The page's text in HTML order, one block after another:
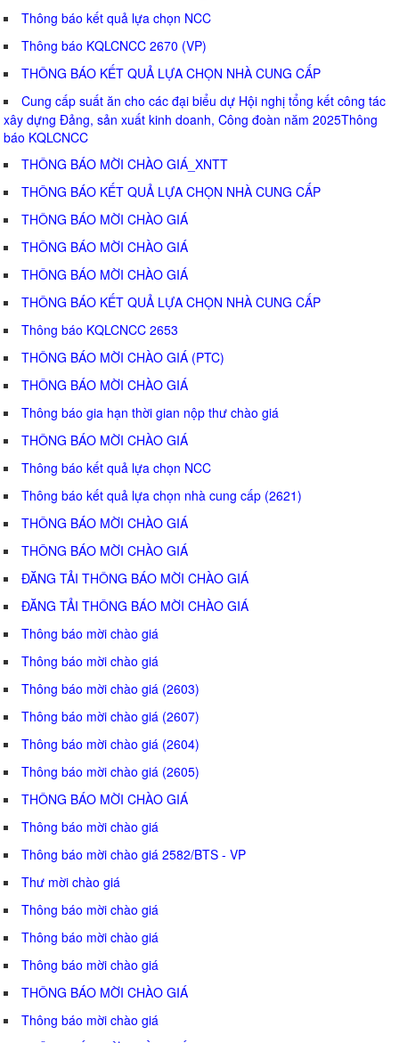
Thông báo kết quả lựa chọn NCC
Thông báo KQLCNCC 2670 (VP)
THÔNG BÁO KẾT QUẢ LỰA CHỌN NHÀ CUNG CẤP
Cung cấp suất ăn cho các đại biểu dự Hội nghị tổng kết công tác
xây dựng Đảng, sản xuất kinh doanh, Công đoàn năm 2025Thông
báo KQLCNCC
THÔNG BÁO MỜI CHÀO GIÁ_XNTT
THÔNG BÁO KẾT QUẢ LỰA CHỌN NHÀ CUNG CẤP
THÔNG BÁO MỜI CHÀO GIÁ
THÔNG BÁO MỜI CHÀO GIÁ
THÔNG BÁO MỜI CHÀO GIÁ
THÔNG BÁO KẾT QUẢ LỰA CHỌN NHÀ CUNG CẤP
Thông báo KQLCNCC 2653
THÔNG BÁO MỜI CHÀO GIÁ (PTC)
THÔNG BÁO MỜI CHÀO GIÁ
Thông báo gia hạn thời gian nộp thư chào giá
THÔNG BÁO MỜI CHÀO GIÁ
Thông báo kết quả lựa chọn NCC
Thông báo kết quả lựa chọn nhà cung cấp (2621)
THÔNG BÁO MỜI CHÀO GIÁ
THÔNG BÁO MỜI CHÀO GIÁ
ĐĂNG TẢI THÔNG BÁO MỜI CHÀO GIÁ
ĐĂNG TẢI THÔNG BÁO MỜI CHÀO GIÁ
Thông báo mời chào giá
Thông báo mời chào giá
Thông báo mời chào giá (2603)
Thông báo mời chào giá (2607)
Thông báo mời chào giá (2604)
Thông báo mời chào giá (2605)
THÔNG BÁO MỜI CHÀO GIÁ
Thông báo mời chào giá
Thông báo mời chào giá 2582/BTS - VP
Thư mời chào giá
Thông báo mời chào giá
Thông báo mời chào giá
Thông báo mời chào giá
THÔNG BÁO MỜI CHÀO GIÁ
Thông báo mời chào giá